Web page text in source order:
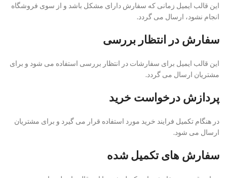
این قالب ایمیل زمانی که سفارش دارای مشکل باشد و از سوی فروشگاه
انجام نشود، ارسال می گردد.
سفارش در انتظار بررسی
این قالب ایمیل برای سفارشات در انتظار بررسی استفاده می شود و برای
مشتریان ارسال می گردد.
پردازش درخواست خرید
در هنگام تکمیل فرایند خرید مورد استفاده قرار می گیرد و برای مشتریان
ارسال می شود.
سفارش های تکمیل شده